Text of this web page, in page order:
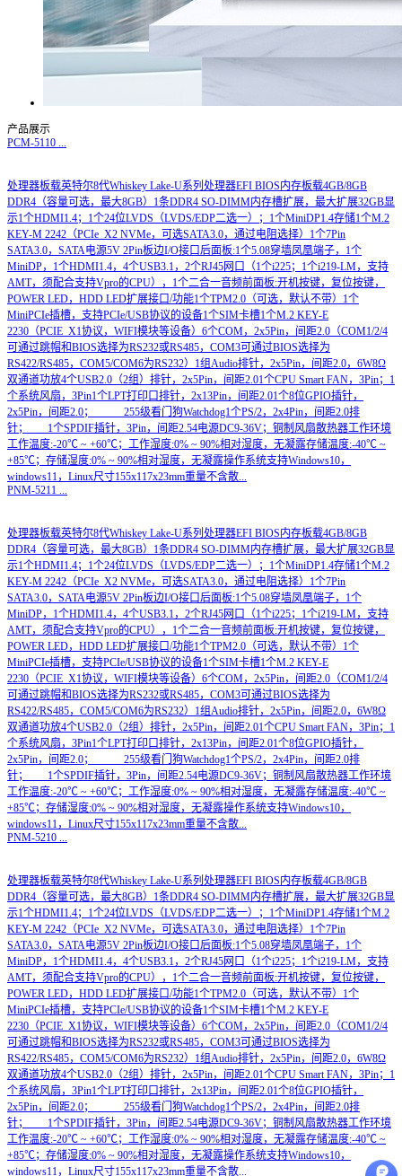
产品展示
PCM-5110 ...
处理器板载英特尔8代Whiskey Lake-U系列处理器EFI BIOS内存板载4GB/8GB
DDR4（容量可选，最大8GB）1条DDR4 SO-DIMM内存槽扩展，最大扩展32GB显
示1个HDMI1.4；1个24位LVDS（LVDS/EDP二选一）；1个MiniDP1.4存储1个M.2
KEY-M 2242（PCIe_X2 NVMe，可选SATA3.0，通过电阻选择）1个7Pin
SATA3.0，SATA电源5V 2Pin板边I/O接口后面板:1个5.08穿墙凤凰端子，1个
MiniDP，1个HDMI1.4，4个USB3.1，2个RJ45网口（1个i225；1个i219-LM，支持
AMT，须配合支持Vpro的CPU），1个二合一音频前面板:开机按键，复位按键，
POWER LED，HDD LED扩展接口/功能1个TPM2.0（可选，默认不带）1个
MiniPCIe插槽，支持PCIe/USB协议的设备1个SIM卡槽1个M.2 KEY-E
2230（PCIE_X1协议，WIFI模块等设备）6个COM，2x5Pin，间距2.0（COM1/2/4
可通过跳帽和BIOS选择为RS232或RS485，COM3可通过BIOS选择为
RS422/RS485，COM5/COM6为RS232）1组Audio排针，2x5Pin，间距2.0，6W8Ω
双通道功放4个USB2.0（2组）排针，2x5Pin，间距2.01个CPU Smart FAN，3Pin；1
个系统风扇，3Pin1个LPT打印口排针，2x13Pin，间距2.01个8位GPIO插针，
2x5Pin，间距2.0； 255级看门狗Watchdog1个PS/2，2x4Pin，间距2.0排
针； 1个SPDIF插针，3Pin，间距2.54电源DC9-36V；铜制风扇散热器工作环境
工作温度:-20℃ ~ +60℃；工作湿度:0% ~ 90%相对湿度，无凝露存储温度:-40℃ ~
+85℃；存储湿度:0% ~ 90%相对湿度，无凝露操作系统支持Windows10，
windows11，Linux尺寸155x117x23mm重量不含散...
PNM-5211 ...
处理器板载英特尔8代Whiskey Lake-U系列处理器EFI BIOS内存板载4GB/8GB
DDR4（容量可选，最大8GB）1条DDR4 SO-DIMM内存槽扩展，最大扩展32GB显
示1个HDMI1.4；1个24位LVDS（LVDS/EDP二选一）；1个MiniDP1.4存储1个M.2
KEY-M 2242（PCIe_X2 NVMe，可选SATA3.0，通过电阻选择）1个7Pin
SATA3.0，SATA电源5V 2Pin板边I/O接口后面板:1个5.08穿墙凤凰端子，1个
MiniDP，1个HDMI1.4，4个USB3.1，2个RJ45网口（1个i225；1个i219-LM，支持
AMT，须配合支持Vpro的CPU），1个二合一音频前面板:开机按键，复位按键，
POWER LED，HDD LED扩展接口/功能1个TPM2.0（可选，默认不带）1个
MiniPCIe插槽，支持PCIe/USB协议的设备1个SIM卡槽1个M.2 KEY-E
2230（PCIE_X1协议，WIFI模块等设备）6个COM，2x5Pin，间距2.0（COM1/2/4
可通过跳帽和BIOS选择为RS232或RS485，COM3可通过BIOS选择为
RS422/RS485，COM5/COM6为RS232）1组Audio排针，2x5Pin，间距2.0，6W8Ω
双通道功放4个USB2.0（2组）排针，2x5Pin，间距2.01个CPU Smart FAN，3Pin；1
个系统风扇，3Pin1个LPT打印口排针，2x13Pin，间距2.01个8位GPIO插针，
2x5Pin，间距2.0； 255级看门狗Watchdog1个PS/2，2x4Pin，间距2.0排
针； 1个SPDIF插针，3Pin，间距2.54电源DC9-36V；铜制风扇散热器工作环境
工作温度:-20℃ ~ +60℃；工作湿度:0% ~ 90%相对湿度，无凝露存储温度:-40℃ ~
+85℃；存储湿度:0% ~ 90%相对湿度，无凝露操作系统支持Windows10，
windows11，Linux尺寸155x117x23mm重量不含散...
PNM-5210 ...
处理器板载英特尔8代Whiskey Lake-U系列处理器EFI BIOS内存板载4GB/8GB
DDR4（容量可选，最大8GB）1条DDR4 SO-DIMM内存槽扩展，最大扩展32GB显
示1个HDMI1.4；1个24位LVDS（LVDS/EDP二选一）；1个MiniDP1.4存储1个M.2
KEY-M 2242（PCIe_X2 NVMe，可选SATA3.0，通过电阻选择）1个7Pin
SATA3.0，SATA电源5V 2Pin板边I/O接口后面板:1个5.08穿墙凤凰端子，1个
MiniDP，1个HDMI1.4，4个USB3.1，2个RJ45网口（1个i225；1个i219-LM，支持
AMT，须配合支持Vpro的CPU），1个二合一音频前面板:开机按键，复位按键，
POWER LED，HDD LED扩展接口/功能1个TPM2.0（可选，默认不带）1个
MiniPCIe插槽，支持PCIe/USB协议的设备1个SIM卡槽1个M.2 KEY-E
2230（PCIE_X1协议，WIFI模块等设备）6个COM，2x5Pin，间距2.0（COM1/2/4
可通过跳帽和BIOS选择为RS232或RS485，COM3可通过BIOS选择为
RS422/RS485，COM5/COM6为RS232）1组Audio排针，2x5Pin，间距2.0，6W8Ω
双通道功放4个USB2.0（2组）排针，2x5Pin，间距2.01个CPU Smart FAN，3Pin；1
个系统风扇，3Pin1个LPT打印口排针，2x13Pin，间距2.01个8位GPIO插针，
2x5Pin，间距2.0； 255级看门狗Watchdog1个PS/2，2x4Pin，间距2.0排
针； 1个SPDIF插针，3Pin，间距2.54电源DC9-36V；铜制风扇散热器工作环境
工作温度:-20℃ ~ +60℃；工作湿度:0% ~ 90%相对湿度，无凝露存储温度:-40℃ ~
+85℃；存储湿度:0% ~ 90%相对湿度，无凝露操作系统支持Windows10，
windows11，Linux尺寸155x117x23mm重量不含散...
工控主板+应用选型